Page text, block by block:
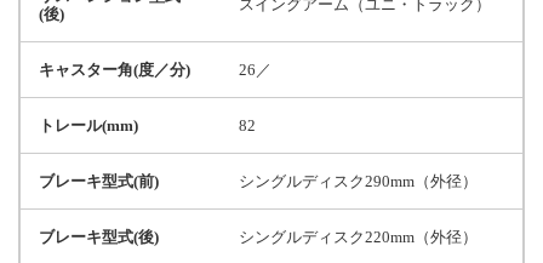
(後)
スイングアーム（ユニ・トラック）
キャスター角(度／分) 26／
トレール(mm) 82
ブレーキ型式(前) シングルディスク290mm（外径）
ブレーキ型式(後) シングルディスク220mm（外径）